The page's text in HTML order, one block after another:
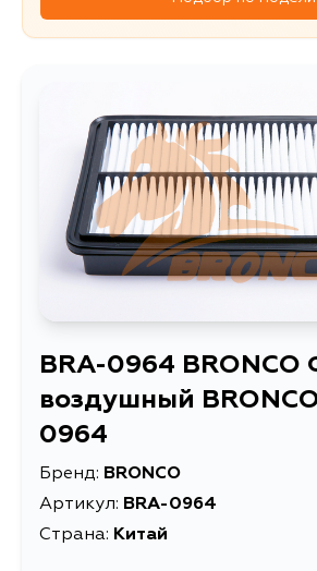
BRA-0964 BRONCO
воздушный
0964
Бренд: BRONCO
Артикул: BRA-0964
Страна: Китай